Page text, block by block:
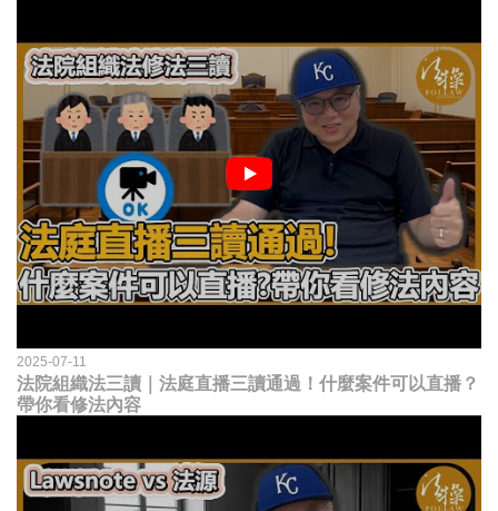
2025-07-11
法院組織法三讀｜法庭直播三讀通過！什麼案件可以直播？
帶你看修法內容